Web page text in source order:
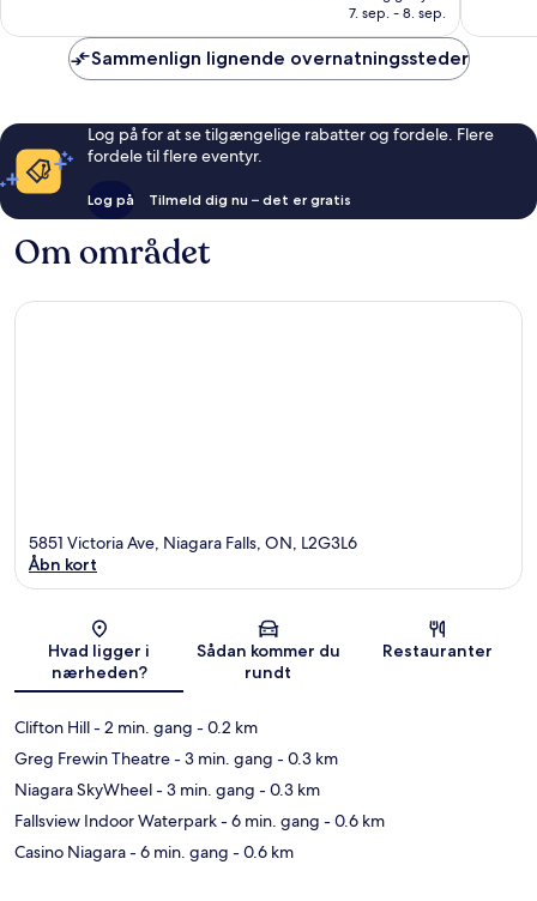
930 kr.
7. sep. - 8. sep.
Falls
Sammenlign lignende overnatningssteder
Log på for at se tilgængelige rabatter og fordele. Flere
fordele til flere eventyr.
Log på Tilmeld dig nu – det er gratis
Om området
Kort
5851 Victoria Ave, Niagara Falls, ON, L2G3L6
Åbn kort
Hvad ligger i
nærheden?
Sådan kommer du
rundt
Restauranter
Clifton Hill- 2 min. gang - 0.2 km
Greg Frewin Theatre- 3 min. gang - 0.3 km
Niagara SkyWheel- 3 min. gang - 0.3 km
Fallsview Indoor Waterpark- 6 min. gang - 0.6 km
Casino Niagara- 6 min. gang - 0.6 km